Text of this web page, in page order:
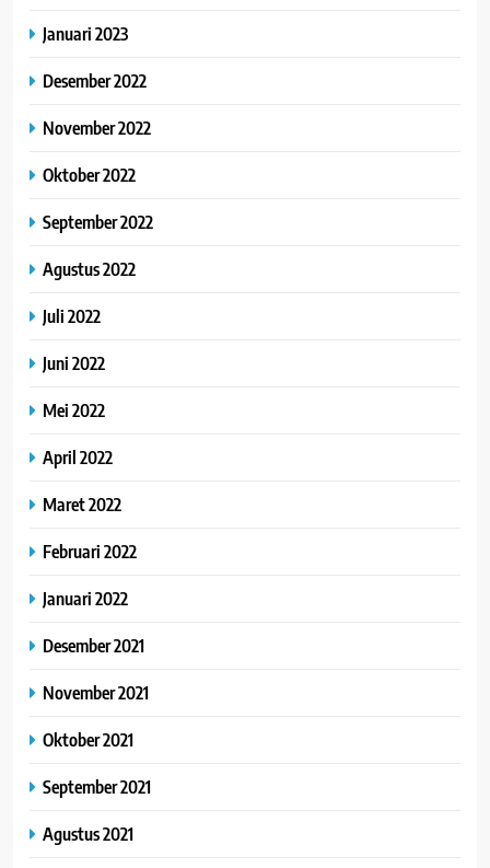
Januari 2023
Desember 2022
November 2022
Oktober 2022
September 2022
Agustus 2022
Juli 2022
Juni 2022
Mei 2022
April 2022
Maret 2022
Februari 2022
Januari 2022
Desember 2021
November 2021
Oktober 2021
September 2021
Agustus 2021